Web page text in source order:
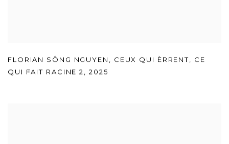
FLORIAN SÔNG NGUYEN , CEUX QUI ÈRRENT, CE
QUI FAIT RACINE 2, 2025